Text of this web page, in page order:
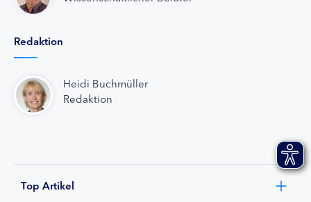
Redaktion
Heidi Buchmüller
Redaktion
Top Artikel